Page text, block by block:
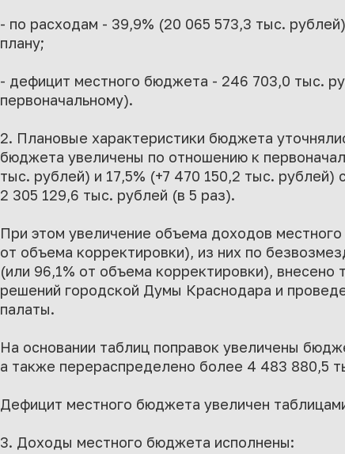
- по расходам - 39,9% (20 065 573,3 тыс.
плану;
- дефицит местного бюджета - 246 703,0 тыс.
первоначальному).
2. Плановые характеристики бюджета
бюджета увеличены по отношению к
тыс. рублей) и 17,5% (+7 470 150,2 тыс.
2 305 129,6 тыс. рублей (в 5 раз).
При этом увеличение объема доходов
от объема корректировки), из них по
(или 96,1% от объема корректировки),
решений городской Думы Краснодара и
палаты.
На основании таблиц поправок увеличены
а также перераспределено более 4 483 880,5
Дефицит местного бюджета увеличен
3. Доходы местного бюджета исполнены: